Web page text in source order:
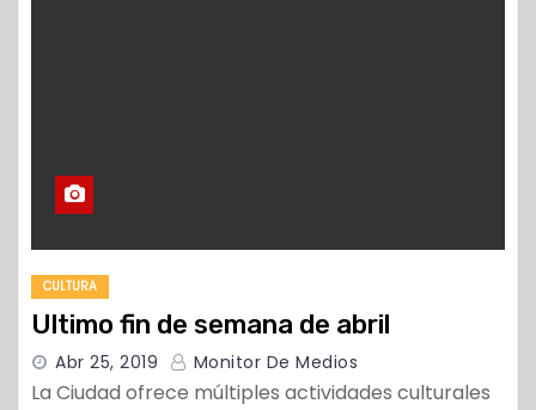
CULTURA
Ultimo fin de semana de abril
Abr 25, 2019 Monitor De Medios
La Ciudad ofrece múltiples actividades culturales